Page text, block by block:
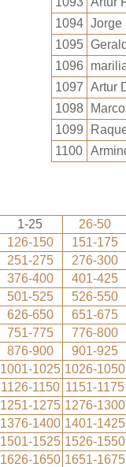
1094 Jorge
1095
1096
1097 Artur
1098
1099
1100
1-25
26-50
126-150
151-175
251-275
276-300
376-400
401-425
501-525
526-550
626-650
651-675
751-775
776-800
876-900
901-925
1001-1025 1026-1050
1126-1150 1151-1175
1251-1275 1276-1300
1376-1400 1401-1425
1501-1525 1526-1550
1626-1650 1651-1675